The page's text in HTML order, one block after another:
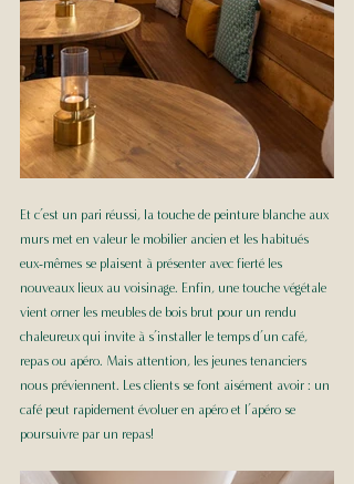
Et c’est un pari réussi, la touche de peinture blanche aux
murs met en valeur le mobilier ancien et les habitués
eux-mêmes se plaisent à présenter avec fierté les
nouveaux lieux au voisinage. Enfin, une touche végétale
vient orner les meubles de bois brut pour un rendu
chaleureux qui invite à s’installer le temps d’un café,
repas ou apéro. Mais attention, les jeunes tenanciers
nous préviennent. Les clients se font aisément avoir : un
café peut rapidement évoluer en apéro et l’apéro se
poursuivre par un repas!